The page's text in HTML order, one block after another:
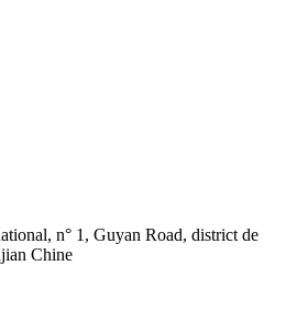
n° 1, Guyan Road, district de
Chine